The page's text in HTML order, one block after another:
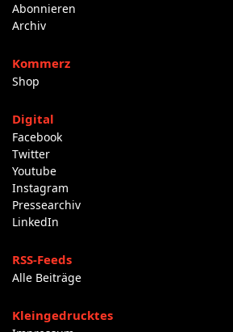
Abonnieren
Archiv
Kommerz
Shop
Digital
Facebook
Twitter
Youtube
Instagram
Pressearchiv
LinkedIn
RSS-Feeds
Alle Beiträge
Kleingedrucktes